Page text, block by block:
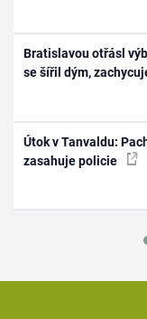
Bratislavou otřásl
se šířil dým,
Útok v Tanvaldu:
zasahuje policie